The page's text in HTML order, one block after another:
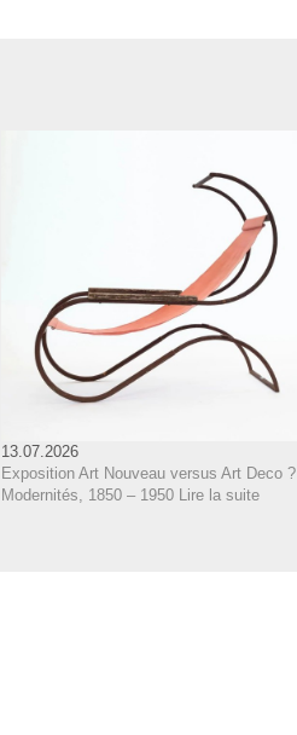
13.07.2026
Exposition Art Nouveau versus Art Deco ?
Modernités, 1850 – 1950
Lire la suite